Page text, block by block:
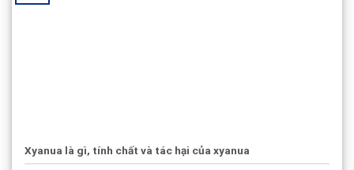
Xyanua là gì, tính chất và tác hại của xyanua